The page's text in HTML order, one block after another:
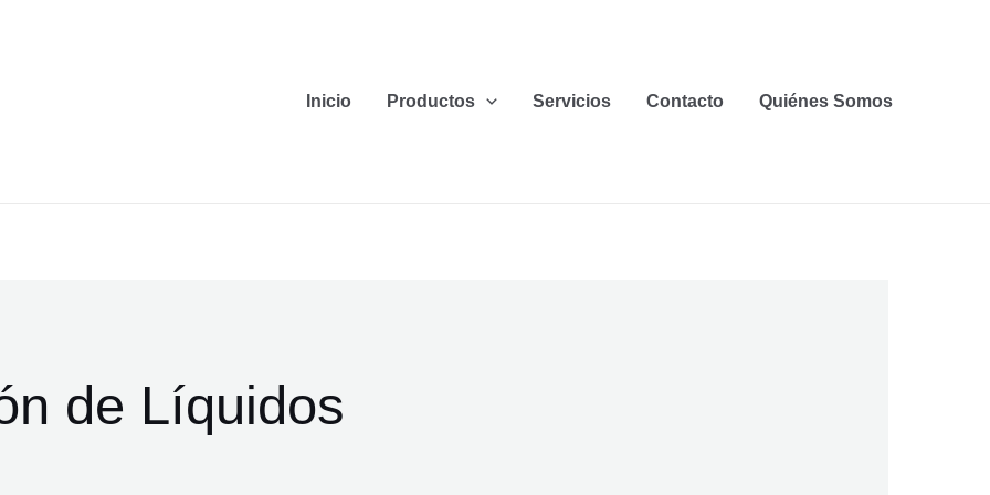
Inicio Productos Servicios Contacto Quiénes Somos
de Líquidos